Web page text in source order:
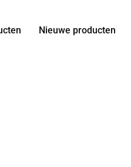
Nieuwe producten